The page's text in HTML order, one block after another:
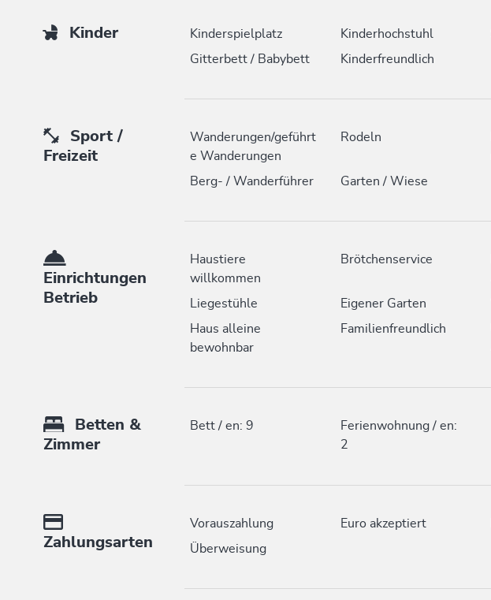
Kinder Kinderspielplatz Kinderhochstuhl
Gitterbett / Babybett
Kinderfreundlich
Sport /
Freizeit
Wanderungen/geführt
e Wanderungen
Rodeln
Berg- / Wanderführer
Garten / Wiese
Einrichtungen
Betrieb
Haustiere
willkommen
Brötchenservice
Liegestühle
Eigener Garten
Haus alleine
bewohnbar
Familienfreundlich
Betten &
Zimmer
Bett / en: 9
Ferienwohnung / en:
2
Zahlungsarten
Vorauszahlung Euro akzeptiert
Überweisung